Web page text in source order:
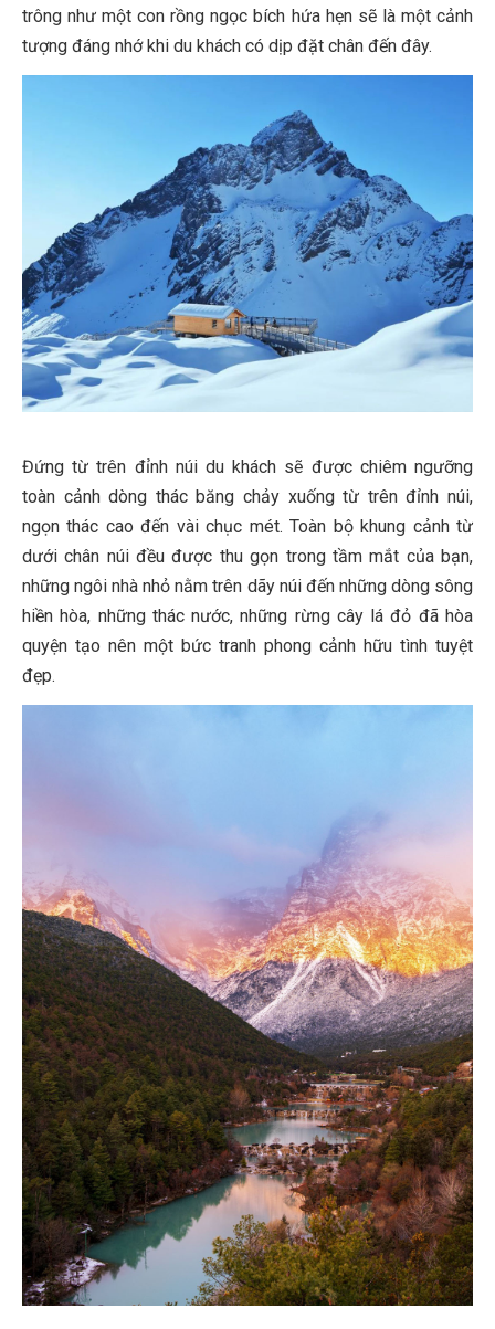
trông như một con rồng ngọc bích hứa hẹn sẽ là một cảnh
tượng đáng nhớ khi du khách có dịp đặt chân đến đây.
Đứng từ trên đỉnh núi du khách sẽ được chiêm ngưỡng
toàn cảnh dòng thác băng chảy xuống từ trên đỉnh núi,
ngọn thác cao đến vài chục mét. Toàn bộ khung cảnh từ
dưới chân núi đều được thu gọn trong tầm mắt của bạn,
những ngôi nhà nhỏ nằm trên dãy núi đến những dòng sông
hiền hòa, những thác nước, những rừng cây lá đỏ đã hòa
quyện tạo nên một bức tranh phong cảnh hữu tình tuyệt
đẹp.